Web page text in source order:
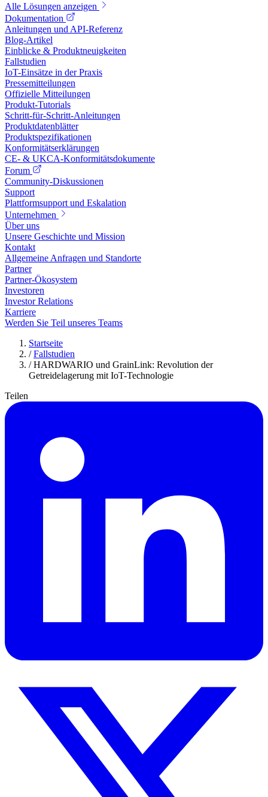
Alle Lösungen anzeigen
Dokumentation
Anleitungen und API-Referenz
Blog-Artikel
Einblicke & Produktneuigkeiten
Fallstudien
IoT-Einsätze in der Praxis
Pressemitteilungen
Offizielle Mitteilungen
Produkt-Tutorials
Schritt-für-Schritt-Anleitungen
Produktdatenblätter
Produktspezifikationen
Konformitätserklärungen
CE- & UKCA-Konformitätsdokumente
Forum
Community-Diskussionen
Support
Plattformsupport und Eskalation
Unternehmen
Über uns
Unsere Geschichte und Mission
Kontakt
Allgemeine Anfragen und Standorte
Partner
Partner-Ökosystem
Investoren
Investor Relations
Karriere
Werden Sie Teil unseres Teams
Startseite
/ Fallstudien
/ HARDWARIO und GrainLink: Revolution der
Getreidelagerung mit IoT-Technologie
Teilen